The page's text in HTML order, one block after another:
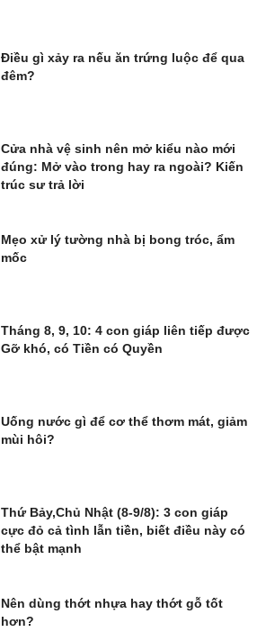
Điều gì xảy ra nếu ăn trứng luộc để qua
đêm?
Cửa nhà vệ sinh nên mở kiểu nào mới
đúng: Mở vào trong hay ra ngoài? Kiến
trúc sư trả lời
Mẹo xử lý tường nhà bị bong tróc, ẩm
mốc
Tháng 8, 9, 10: 4 con giáp liên tiếp được
Gỡ khó, có Tiền có Quyền
Uống nước gì để cơ thể thơm mát, giảm
mùi hôi?
Thứ Bảy,Chủ Nhật (8-9/8): 3 con giáp
cực đỏ cả tình lẫn tiền, biết điều này có
thể bật mạnh
Nên dùng thớt nhựa hay thớt gỗ tốt
hơn?